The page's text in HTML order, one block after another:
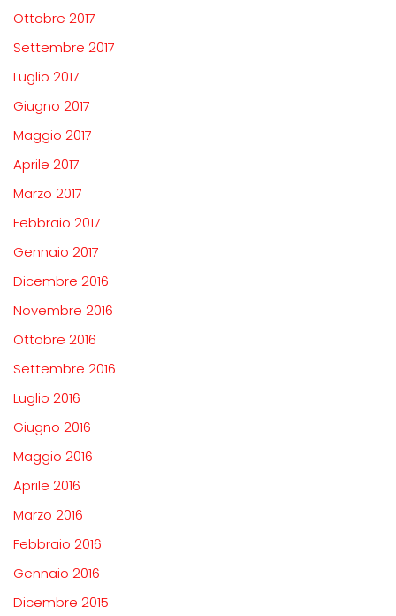
Ottobre 2017
Settembre 2017
Luglio 2017
Giugno 2017
Maggio 2017
Aprile 2017
Marzo 2017
Febbraio 2017
Gennaio 2017
Dicembre 2016
Novembre 2016
Ottobre 2016
Settembre 2016
Luglio 2016
Giugno 2016
Maggio 2016
Aprile 2016
Marzo 2016
Febbraio 2016
Gennaio 2016
Dicembre 2015